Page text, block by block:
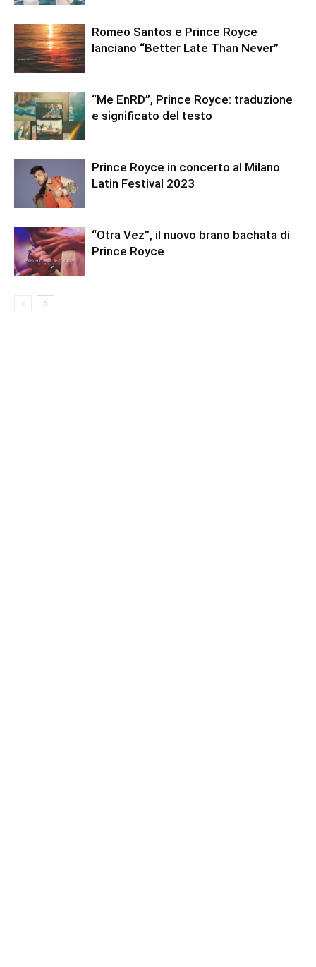
Romeo Santos e Prince Royce
lanciano “Better Late Than Never”
“Me EnRD”, Prince Royce: traduzione
e significato del testo
Prince Royce in concerto al Milano
Latin Festival 2023
“Otra Vez”, il nuovo brano bachata di
Prince Royce